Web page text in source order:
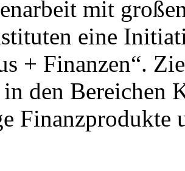
mit
eine
+ Finanzen“.
den Bereichen
Finanzprodukte